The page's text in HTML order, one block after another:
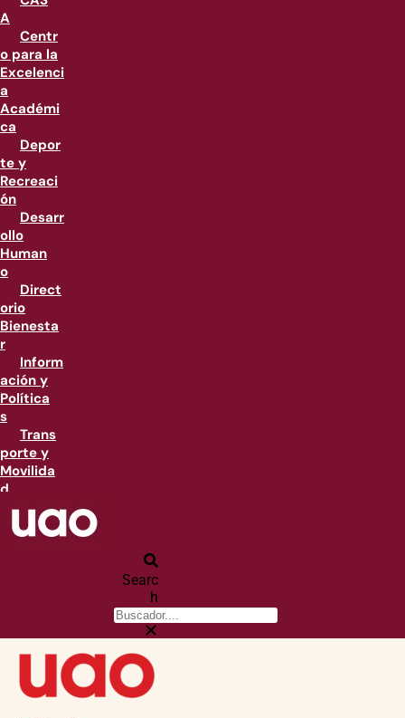
A
Centr
o para la
Excelenci
a
Académi
ca
Depor
te y
Recreaci
ón
Desarr
ollo
Human
o
Direct
orio
Bienesta
r
Inform
ación y
Política
s
Trans
porte y
Movilida
d
Searc
h